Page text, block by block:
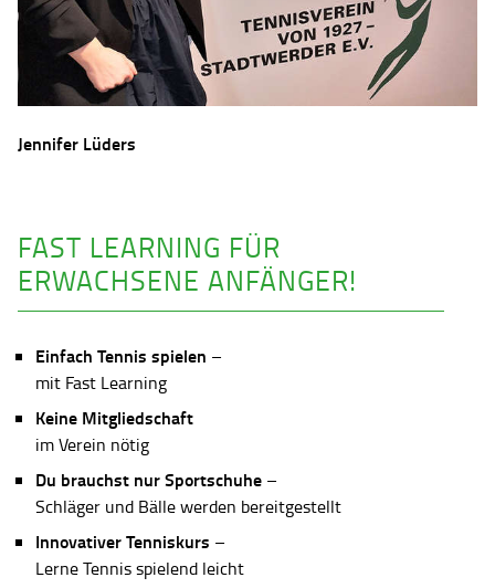
Jennifer Lüders
FAST LEARNING FÜR
ERWACHSENE ANFÄNGER!
Einfach Tennis spielen –
mit Fast Learning
Keine Mitgliedschaft
im Verein nötig
Du brauchst nur Sportschuhe –
Schläger und Bälle werden bereitgestellt
Innovativer Tenniskurs –
Lerne Tennis spielend leicht